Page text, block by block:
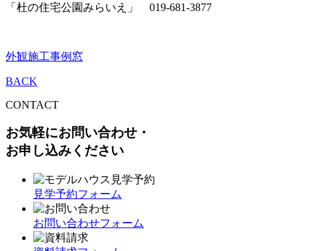
「杜の住宅公園みらいえ」 019-681-3877
外観施工事例 窓
BACK
CONTACT
お気軽にお問い合わせ・
お申し込みください
見学予約フォーム
お問い合わせフォーム